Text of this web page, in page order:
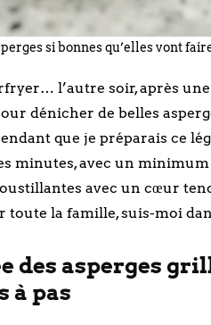
si bonnes qu’elles vont
l’autre soir, après
dénicher de belles
que je préparais ce
minutes, avec un minimum
avec un cœur
toute la famille, suis-moi
des asperges
à pas